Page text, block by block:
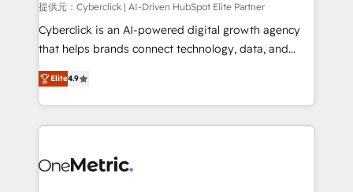
architecture, AI enablement, and strategic marketing,
delivered through our proprietary FLAIR framework
for responsible AI adoption. As a HubSpot Elite
we blend strategy, creativity, and technology to help
organisations scale smarter and grow stronger.
提供元：Cyberclick | AI-Driven HubSpot Elite Partner
Cyberclick is an AI-powered digital growth agency
that helps brands connect technology, data, and
creativity to achieve measurable results. Founded in
Barcelona and operating across Spain, LATAM, and
the UK, we support global companies in building
smarter marketing, sales, and customer success
Iberia (Spain & Portugal), we combine human insight
Elite4.9